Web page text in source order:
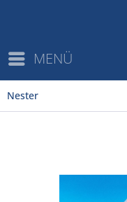
MENÜ
Nester